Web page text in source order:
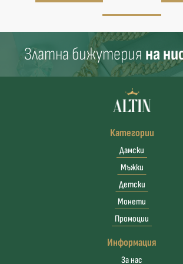
Златна бижутерия на
Категории
Дамски
Мъжки
Детски
Монети
Промоции
Информация
За нас